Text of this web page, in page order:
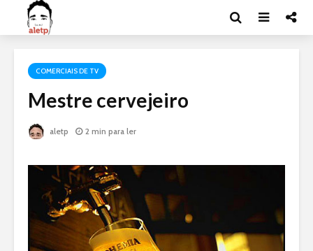
COMERCIAIS DE TV
Mestre cervejeiro
aletp 2 min para ler